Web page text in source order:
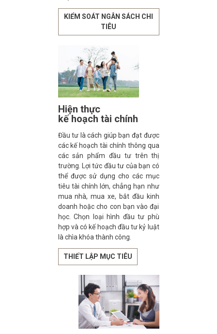
KIỂM SOÁT NGÂN SÁCH CHI
TIÊU
Hiện thực
kế hoạch tài chính
Đầu tư là cách giúp bạn đạt được
các kế hoạch tài chính thông qua
các sản phẩm đầu tư trên thị
trường. Lợi tức đầu tư của bạn có
thể được sử dụng cho các mục
tiêu tài chính lớn, chẳng hạn như
mua nhà, mua xe, bắt đầu kinh
doanh hoặc cho con bạn vào đại
học. Chọn loại hình đầu tư phù
hợp và có kế hoạch đầu tư kỷ luật
là chìa khóa thành công.
THIẾT LẬP MỤC TIÊU